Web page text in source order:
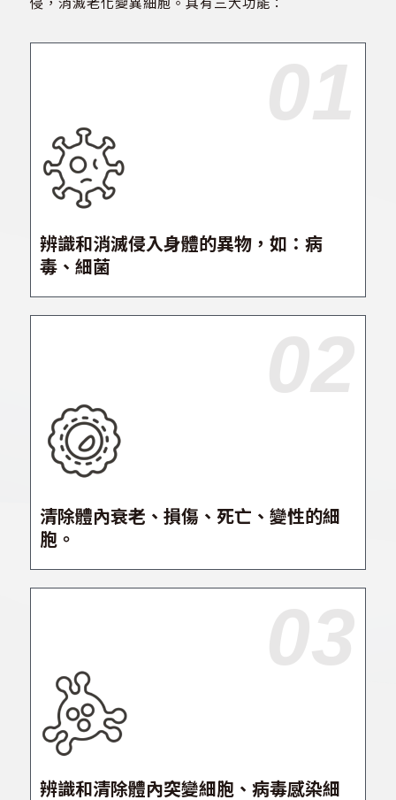
01
辨識和消滅侵入身體的異物，如：病
毒、細菌
02
清除體內衰老、損傷、死亡、變性的細
胞。
03
辨識和清除體內突變細胞、病毒感染細